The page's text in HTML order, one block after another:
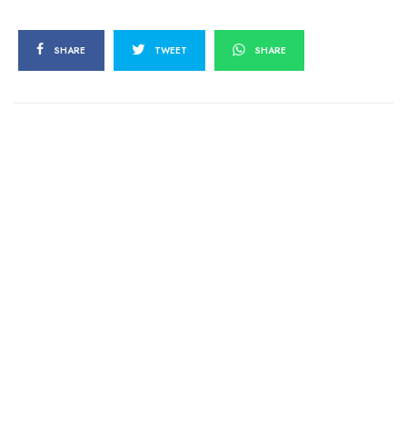
SHARE TWEET SHARE